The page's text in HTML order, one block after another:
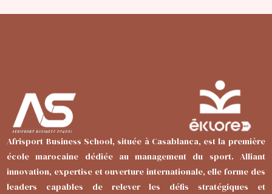
Afrisport Business School, située à Casablanca, est la première
école marocaine dédiée au management du sport. Alliant
innovation, expertise et ouverture internationale, elle forme des
leaders capables de relever les défis stratégiques et